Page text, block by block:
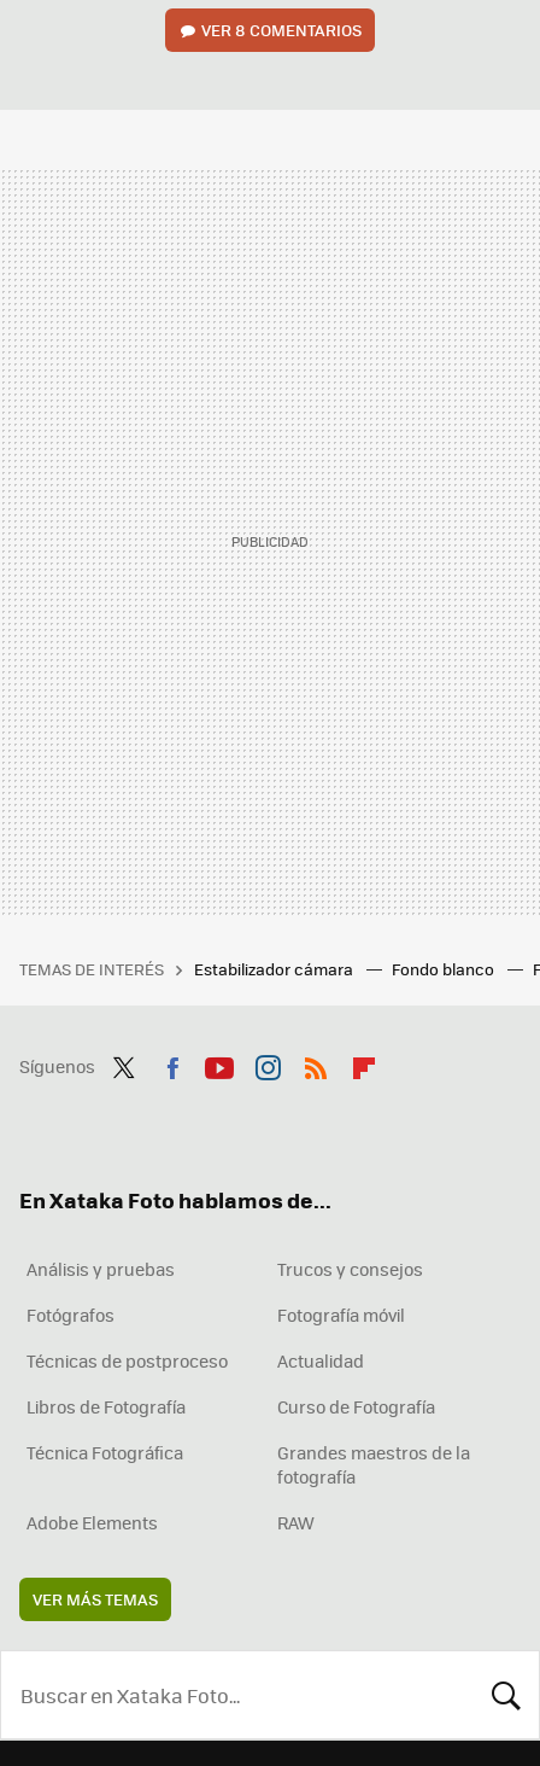
VER8 COMENTARIOS
TEMAS DE INTERÉS Estabilizador cámara Fondo blanco
Síguenos
En Xataka Foto hablamos de...
Análisis y pruebas
Trucos y consejos
Fotógrafos
Fotografía móvil
Técnicas de postproceso
Actualidad
Libros de Fotografía
Curso de Fotografía
Técnica Fotográfica
Grandes maestros de la
fotografía
Adobe Elements
RAW
VER MÁS TEMAS